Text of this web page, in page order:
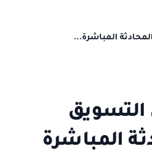
المباشرة...
التسويق
المباشرة